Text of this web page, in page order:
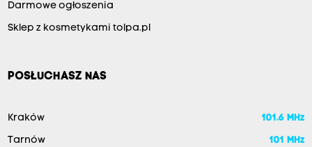
Darmowe ogłoszenia
Sklep z kosmetykami tolpa.pl
POSŁUCHASZ NAS
Kraków 101.6 MHz
Tarnów 101 MHz